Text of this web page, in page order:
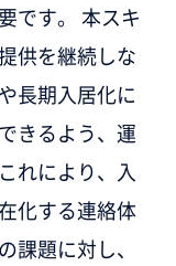
です。 本スキ
供を継続しな
長期入居化に
きるよう、運
れにより、入
化する連絡体
課題に対し、